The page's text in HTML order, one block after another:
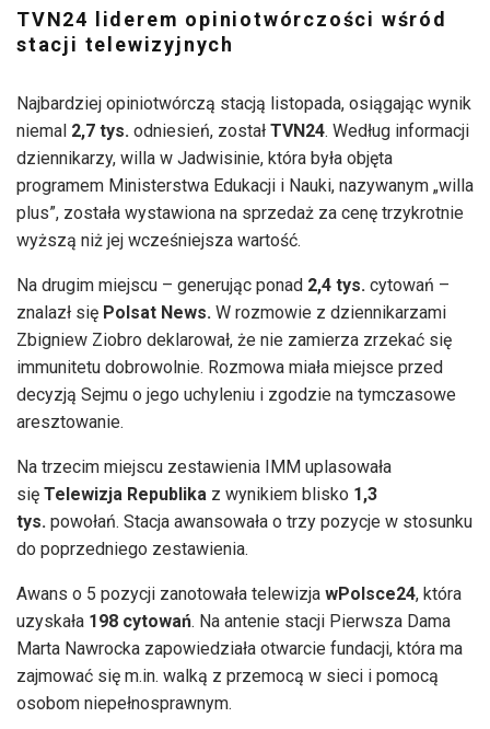
TVN24 liderem opiniotwórczości wśród
stacji telewizyjnych
Najbardziej opiniotwórczą stacją listopada, osiągając wynik
niemal 2,7 tys. odniesień, został TVN24. Według informacji
dziennikarzy, willa w Jadwisinie, która była objęta
programem Ministerstwa Edukacji i Nauki, nazywanym „willa
plus”, została wystawiona na sprzedaż za cenę trzykrotnie
wyższą niż jej wcześniejsza wartość.
Na drugim miejscu – generując ponad 2,4 tys. cytowań –
znalazł się Polsat News. W rozmowie z dziennikarzami
Zbigniew Ziobro deklarował, że nie zamierza zrzekać się
immunitetu dobrowolnie. Rozmowa miała miejsce przed
decyzją Sejmu o jego uchyleniu i zgodzie na tymczasowe
aresztowanie.
Na trzecim miejscu zestawienia IMM uplasowała
się Telewizja Republika z wynikiem blisko 1,3
tys. powołań. Stacja awansowała o trzy pozycje w stosunku
do poprzedniego zestawienia.
Awans o 5 pozycji zanotowała telewizja wPolsce24, która
uzyskała 198 cytowań. Na antenie stacji Pierwsza Dama
Marta Nawrocka zapowiedziała otwarcie fundacji, która ma
zajmować się m.in. walką z przemocą w sieci i pomocą
osobom niepełnosprawnym.